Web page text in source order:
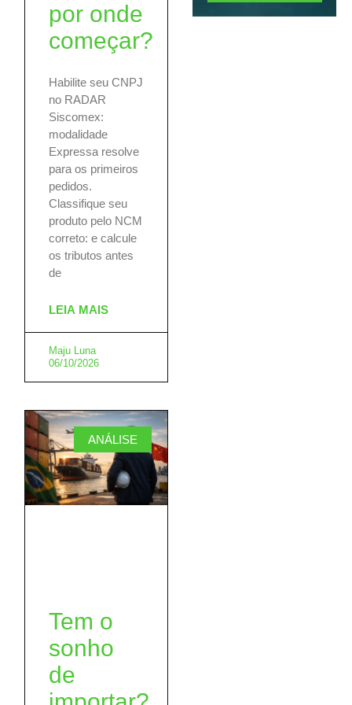
por onde
começar?
Habilite seu CNPJ
no RADAR
Siscomex:
modalidade
Expressa resolve
para os primeiros
pedidos.
Classifique seu
produto pelo NCM
correto: e calcule
os tributos antes
de
LEIA MAIS
Maju Luna
06/10/2026
ANÁLISE
Tem o
sonho
de